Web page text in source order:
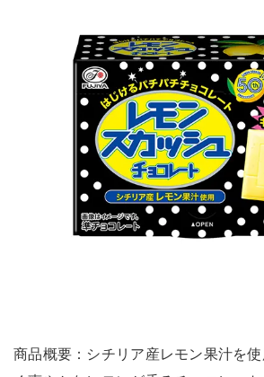
商品概要：シチリア産レモン果汁を